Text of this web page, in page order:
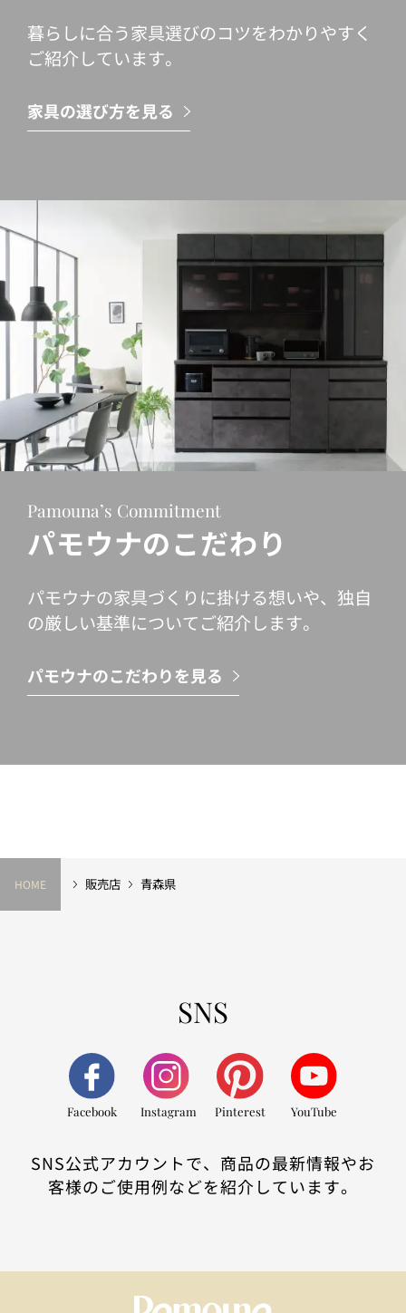
暮らしに合う家具選びのコツをわかりやすく
ご紹介しています。
家具の選び方を見る
Pamouna’s Commitment
パモウナのこだわり
パモウナの家具づくりに掛ける想いや、独自
の厳しい基準についてご紹介します。
パモウナのこだわりを見る
HOME 販売店 青森県
SNS
Facebook Instagram Pinterest YouTube
SNS公式アカウントで、商品の最新情報やお
客様のご使用例などを紹介しています。